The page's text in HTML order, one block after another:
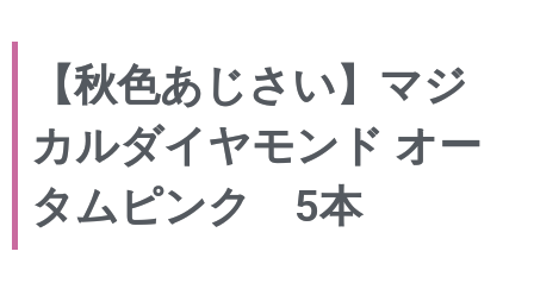
【秋色あじさい】マジ
カルダイヤモンド オー
タムピンク 5本